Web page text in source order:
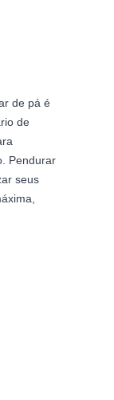
de pá é
de
Pendurar
seus